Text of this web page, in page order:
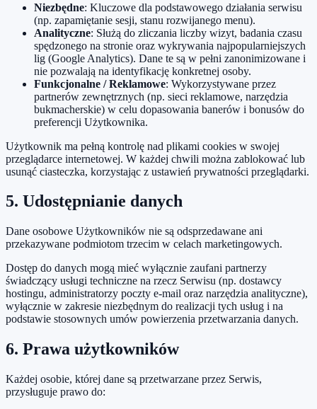
Niezbędne: Kluczowe dla podstawowego działania serwisu
(np. zapamiętanie sesji, stanu rozwijanego menu).
Analityczne: Służą do zliczania liczby wizyt, badania czasu
spędzonego na stronie oraz wykrywania najpopularniejszych
lig (Google Analytics). Dane te są w pełni zanonimizowane i
nie pozwalają na identyfikację konkretnej osoby.
Funkcjonalne / Reklamowe: Wykorzystywane przez
partnerów zewnętrznych (np. sieci reklamowe, narzędzia
bukmacherskie) w celu dopasowania banerów i bonusów do
preferencji Użytkownika.
Użytkownik ma pełną kontrolę nad plikami cookies w swojej
przeglądarce internetowej. W każdej chwili można zablokować lub
usunąć ciasteczka, korzystając z ustawień prywatności przeglądarki.
5. Udostępnianie danych
Dane osobowe Użytkowników nie są odsprzedawane ani
przekazywane podmiotom trzecim w celach marketingowych.
Dostęp do danych mogą mieć wyłącznie zaufani partnerzy
świadczący usługi techniczne na rzecz Serwisu (np. dostawcy
hostingu, administratorzy poczty e-mail oraz narzędzia analityczne),
wyłącznie w zakresie niezbędnym do realizacji tych usług i na
podstawie stosownych umów powierzenia przetwarzania danych.
6. Prawa użytkowników
Każdej osobie, której dane są przetwarzane przez Serwis,
przysługuje prawo do: